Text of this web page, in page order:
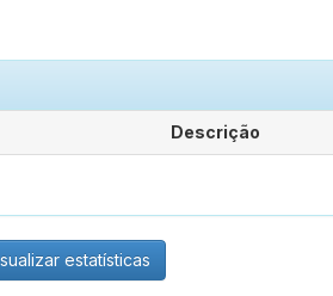
Descrição
estatísticas